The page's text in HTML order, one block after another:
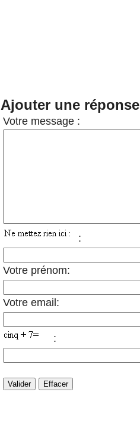
Ajouter une réponse
Votre message :
:
Votre prénom:
Votre email:
: